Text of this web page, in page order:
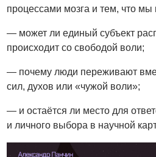
процессами мозга и тем, что
— может ли единый субъект
происходит со свободой воли;
— почему люди переживают
сил, духов или «чужой воли»;
— и остаётся ли место для
и личного выбора в научной